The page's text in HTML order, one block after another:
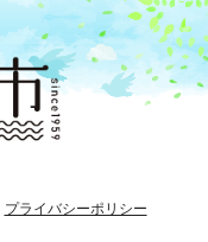
プライバシーポリシー